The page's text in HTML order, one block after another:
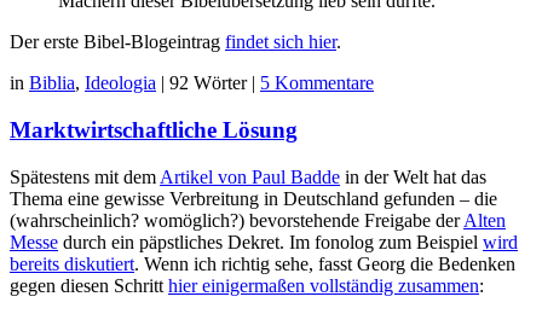
Der erste Bibel-Blogeintrag findet sich hier.
in Biblia, Ideologia | 92 Wörter | 5 Kommentare
Marktwirtschaftliche Lösung
Spätestens mit dem Artikel von Paul Badde in der Welt hat das
Thema eine gewisse Verbreitung in Deutschland gefunden – die
(wahrscheinlich? womöglich?) bevorstehende Freigabe derAlten
Messe durch ein päpstliches Dekret. Im fonolog zum Beispiel wird
bereits diskutiert. Wenn ich richtig sehe, fasst Georg die Bedenken
gegen diesen Schritt hier einigermaßen vollständig zusammen: